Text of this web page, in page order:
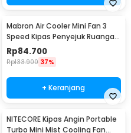
Mabron Air Cooler Mini Fan 3
Speed Kipas Penyejuk Ruangan
600ml 10W 5V - MB-60
Rp84.700
Rp133.900 37%
+ Keranjang
NITECORE Kipas Angin Portable
Turbo Mini Mist Cooling Fan